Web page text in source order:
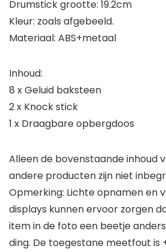
Drumstick grootte: 19.2cm
Kleur: zoals afgebeeld.
Materiaal: ABS+metaal
Inhoud:
8 x Geluid baksteen
2 x Knock stick
1 x Draagbare opbergdoos
Alleen de bovenstaande inhoud
andere producten zijn niet
Opmerking: Lichte opnamen en
displays kunnen ervoor zorgen
item in de foto een beetje
ding. De toegestane meetfout is